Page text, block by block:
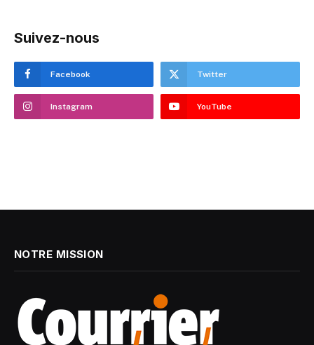
Suivez-nous
Facebook Twitter
Instagram YouTube
NOTRE MISSION